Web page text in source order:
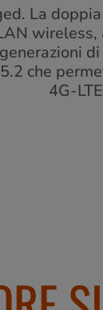
La
che
4G-